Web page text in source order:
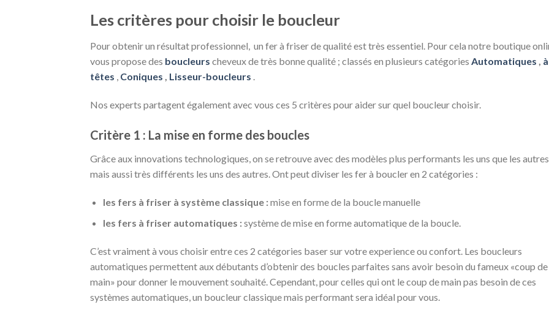
Les critères pour choisir le boucleur
Pour obtenir un résultat professionnel, un fer à friser de qualité est très essentiel. Pour cela notre boutique
vous propose des boucleurs cheveux de très bonne qualité ; classés en plusieurs catégories Automatiques ,
têtes , Coniques , Lisseur-boucleurs .
Nos experts partagent également avec vous ces 5 critères pour aider sur quel boucleur choisir.
Critère 1 : La mise en forme des boucles
Grâce aux innovations technologiques, on se retrouve avec des modèles plus performants les uns que les autres
mais aussi très différents les uns des autres. Ont peut diviser les fer à boucler en 2 catégories :
les fers à friser à système classique :mise en forme de la boucle manuelle
les fers à friser automatiques :système de mise en forme automatique de la boucle.
C’est vraiment à vous choisir entre ces 2 catégories baser sur votre experience ou confort. Les boucleurs
automatiques permettent aux débutants d’obtenir des boucles parfaites sans avoir besoin du fameux «coup de
main» pour donner le mouvement souhaité. Cependant, pour celles qui ont le coup de main pas besoin de ces
systèmes automatiques, un boucleur classique mais performant sera idéal pour vous.